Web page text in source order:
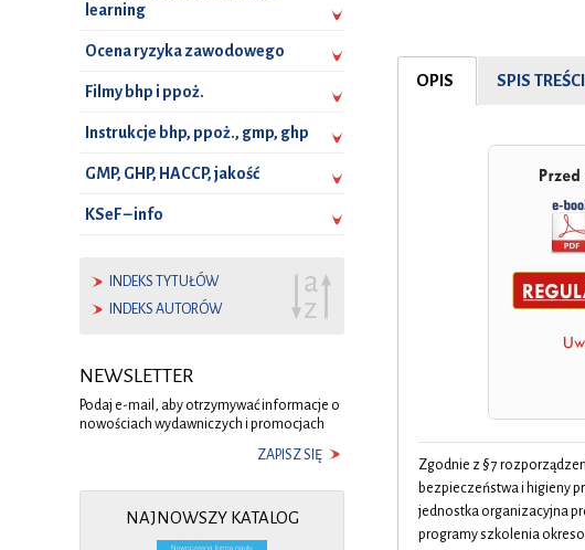
learning
Ocena ryzyka zawodowego
Filmy bhp i ppoż.
Instrukcje bhp, ppoż., gmp, ghp
GMP, GHP, HACCP, jakość
KSeF – info
INDEKS TYTUŁÓW
INDEKS AUTORÓW
NEWSLETTER
Podaj e-mail, aby otrzymywać informacje o
nowościach wydawniczych i promocjach
ZAPISZ SIĘ
NAJNOWSZY KATALOG
OPIS SPIS TREŚCI
Zgodnie z § 7
bezpieczeństwa i higieny
jednostka organizacyjna
programy szkolenia